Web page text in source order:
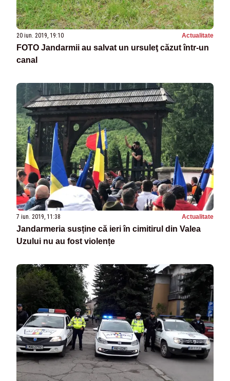
20 iun. 2019, 19:10 Actualitate
FOTO Jandarmii au salvat un ursuleţ căzut într-un
canal
7 iun. 2019, 11:38 Actualitate
Jandarmeria susține că ieri în cimitirul din Valea
Uzului nu au fost violențe